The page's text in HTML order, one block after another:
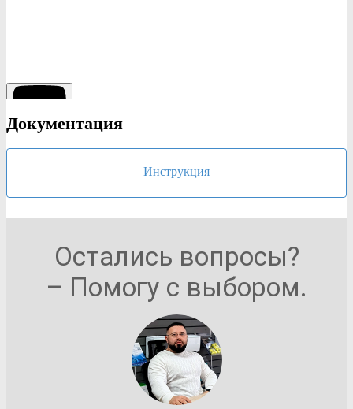
Документация
Инструкция
Остались вопросы?
– Помогу с выбором.